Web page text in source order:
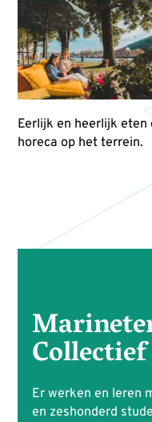
Eerlijk en heerlijk eten
horeca op het terrein.
Collectief
Er werken en leren
en zeshonderd